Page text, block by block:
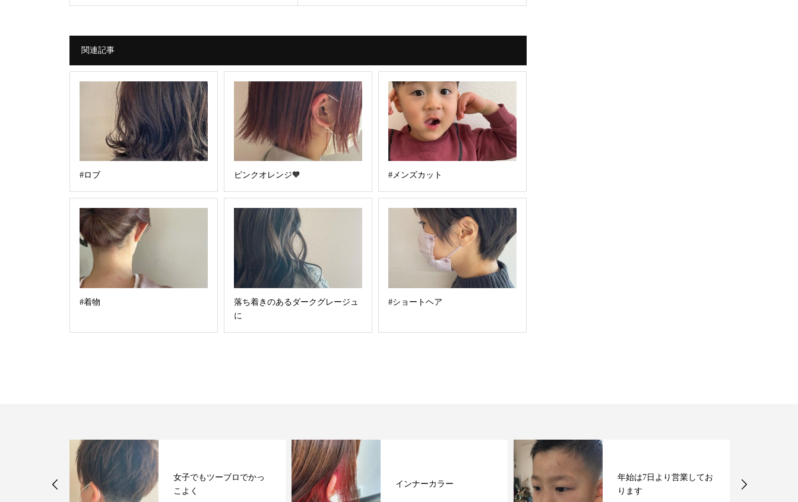
関連記事
#ロブ ピンクオレンジ🧡 #メンズカット
#着物
落ち着きのあるダークグレージュ
に
#ショートヘア
女子でもツーブロでかっ
こよく
インナーカラー
年始は7日より営業してお
ります